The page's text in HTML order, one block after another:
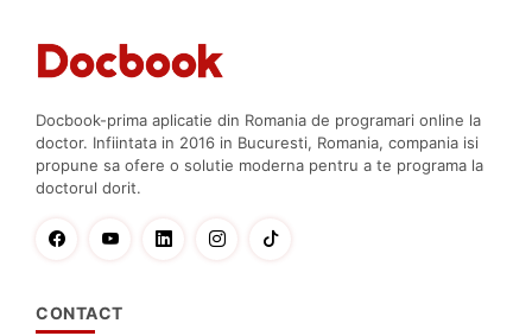
Docbook-prima aplicatie din Romania de programari online la
doctor. Infiintata in 2016 in Bucuresti, Romania, compania isi
propune sa ofere o solutie moderna pentru a te programa la
doctorul dorit.
CONTACT